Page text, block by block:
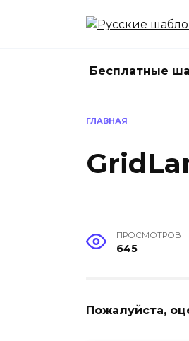
Бесплатные
ГЛАВНАЯ
ПРОСМОТРОВ
645
Пожалуйста,